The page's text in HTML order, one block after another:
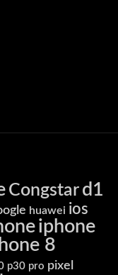
Congstar d1
huawei ios
iphone
8
p30 pro pixel